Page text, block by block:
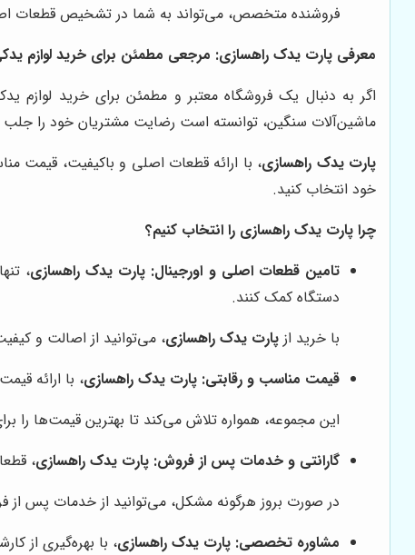
فروشنده متخصص، می‌تواند به شما در تشخیص قطعات
معرفی پارت یدک راهسازی: مرجعی مطمئن برای خرید لوازم
اگر به دنبال یک فروشگاه معتبر و مطمئن برای خرید لوازم
ماشین‌آلات سنگین، توانسته است رضایت مشتریان خود را جلب
پارت یدک راهسازی، با ارائه قطعات اصلی و باکیفیت، قیمت
خود انتخاب کنید.
چرا پارت یدک راهسازی را انتخاب کنیم؟
تامین قطعات اصلی و اورجینال: پارت یدک راهسازی،
دستگاه کمک کنند.
با خرید از پارت یدک راهسازی، می‌توانید از اصالت و
قیمت مناسب و رقابتی: پارت یدک راهسازی، با ارائه
این مجموعه، همواره تلاش می‌کند تا بهترین قیمت‌ها را
گارانتی و خدمات پس از فروش: پارت یدک راهسازی،
در صورت بروز هرگونه مشکل، می‌توانید از خدمات پس از
مشاوره تخصصی: پارت یدک راهسازی، با بهره‌گیری از